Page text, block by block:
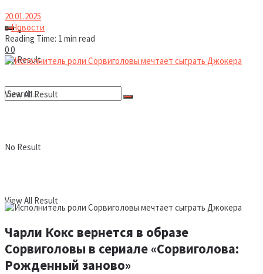
Новости
No Result
View All Result
No Result
View All Result
20.01.2025
вНовости
Reading Time: 1 min read
00
Чарли Кокс вернется в образе
Сорвиголовы в сериале «Сорвиголова:
Рожденный заново»